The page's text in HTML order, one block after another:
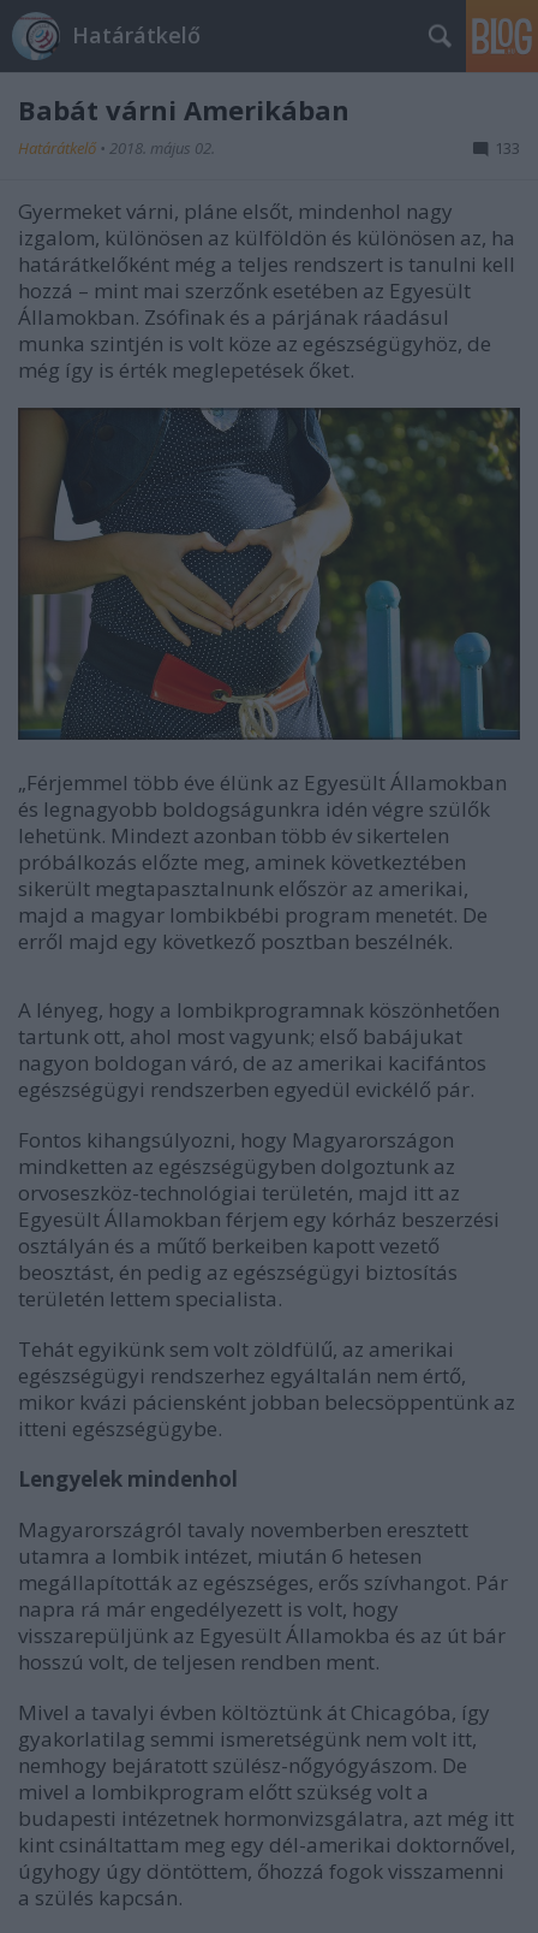
Határátkelő
Babát várni Amerikában
Határátkelő • 2018. május 02. 133
Gyermeket várni, pláne elsőt, mindenhol nagy
izgalom, különösen az külföldön és különösen az, ha
határátkelőként még a teljes rendszert is tanulni kell
hozzá – mint mai szerzőnk esetében az Egyesült
Államokban. Zsófinak és a párjának ráadásul
munka szintjén is volt köze az egészségügyhöz, de
még így is érték meglepetések őket.
„Férjemmel több éve élünk az Egyesült Államokban
és legnagyobb boldogságunkra idén végre szülők
lehetünk. Mindezt azonban több év sikertelen
próbálkozás előzte meg, aminek következtében
sikerült megtapasztalnunk először az amerikai,
majd a magyar lombikbébi program menetét. De
erről majd egy következő posztban beszélnék.
A lényeg, hogy a lombikprogramnak köszönhetően
tartunk ott, ahol most vagyunk; első babájukat
nagyon boldogan váró, de az amerikai kacifántos
egészségügyi rendszerben egyedül evickélő pár.
Fontos kihangsúlyozni, hogy Magyarországon
mindketten az egészségügyben dolgoztunk az
orvoseszköz-technológiai területén, majd itt az
Egyesült Államokban férjem egy kórház beszerzési
osztályán és a műtő berkeiben kapott vezető
beosztást, én pedig az egészségügyi biztosítás
területén lettem specialista.
Tehát egyikünk sem volt zöldfülű, az amerikai
egészségügyi rendszerhez egyáltalán nem értő,
mikor kvázi páciensként jobban belecsöppentünk az
itteni egészségügybe.
Lengyelek mindenhol
Magyarországról tavaly novemberben eresztett
utamra a lombik intézet, miután 6 hetesen
megállapították az egészséges, erős szívhangot. Pár
napra rá már engedélyezett is volt, hogy
visszarepüljünk az Egyesült Államokba és az út bár
hosszú volt, de teljesen rendben ment.
Mivel a tavalyi évben költöztünk át Chicagóba, így
gyakorlatilag semmi ismeretségünk nem volt itt,
nemhogy bejáratott szülész-nőgyógyászom. De
mivel a lombikprogram előtt szükség volt a
budapesti intézetnek hormonvizsgálatra, azt még itt
kint csináltattam meg egy dél-amerikai doktornővel,
úgyhogy úgy döntöttem, őhozzá fogok visszamenni
a szülés kapcsán.